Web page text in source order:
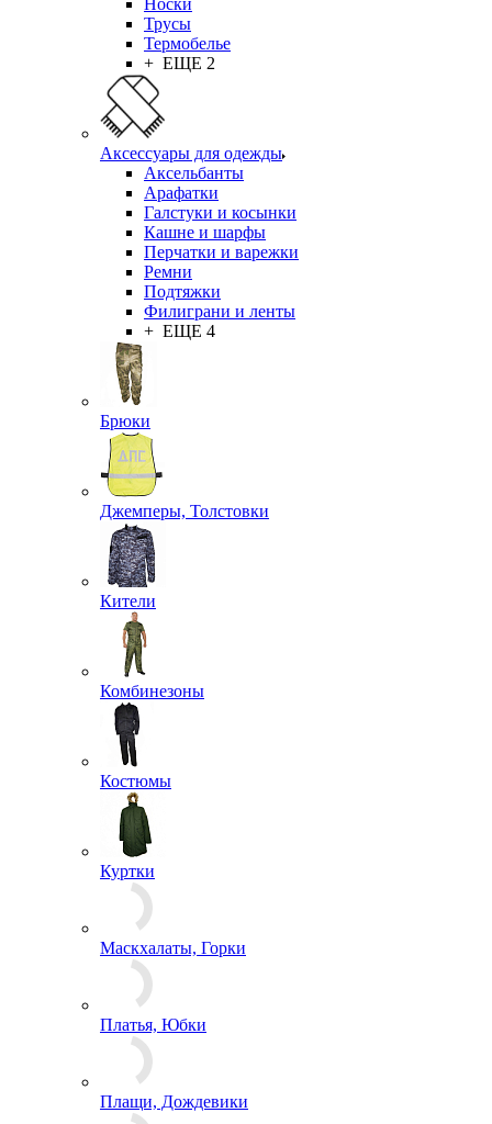
Носки
Трусы
Термобелье
+ ЕЩЕ 2
Аксессуары для одежды
Аксельбанты
Арафатки
Галстуки и косынки
Кашне и шарфы
Перчатки и варежки
Ремни
Подтяжки
Филиграни и ленты
+ ЕЩЕ 4
Брюки
Джемперы, Толстовки
Кители
Комбинезоны
Костюмы
Куртки
Маскхалаты, Горки
Платья, Юбки